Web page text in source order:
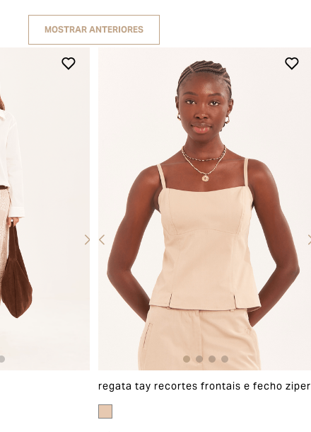
MOSTRAR ANTERIORES
regata tay recortes frontais e fecho ziper